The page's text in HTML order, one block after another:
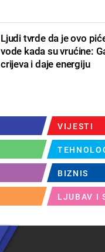
Ljudi tvrde da je ovo
vode kada su vrućine:
crijeva i daje energiju
VIJESTI
BIZNIS
LJUBAV I